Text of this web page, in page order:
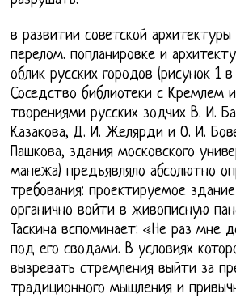
в развитии советской
перелом. попланировке и
облик русских городов (рисунок 1
Соседство библиотеки с Кремлем
творениями русских зодчих В. И.
Казакова, Д. И. Желярди и О. И.
Пашкова, здания московского
манежа) предъявляло абсолютно
требования: проектируемое
органично войти в живописную
Таскина вспоминает: «Не раз мне
под его сводами. В условиях
вызревать стремления выйти за
традиционного мышления и